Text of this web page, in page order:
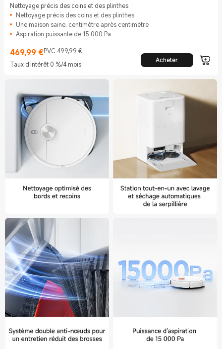
Nettoyage précis des coins et des plinthes
Nettoyage précis des coins et des plinthes
Une maison saine, centimètre après centimètre
Aspiration puissante de 15 000 Pa
469,99 €
Current Price €469.99
PVC 499,99 €
Prix de vente 499,99 €
Taux d'intérêt 0 %/4 mois
Acheter